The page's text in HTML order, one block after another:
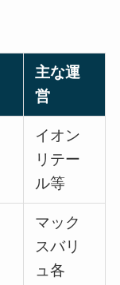
主な運
営
イオン
リテー
ル等
マック
スバリ
ュ各